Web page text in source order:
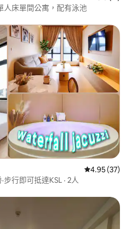
人床單間公寓，配有泳池
從 37 則評價
4.95 (37)
行即可抵達KSL · 2人